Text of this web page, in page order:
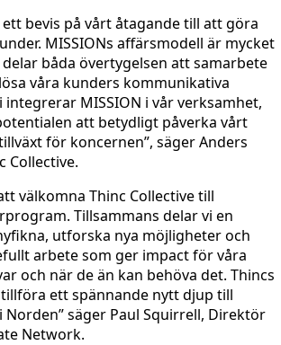
bevis på vårt åtagande till att göra
MISSIONs affärsmodell är mycket
båda övertygelsen att samarbete
våra kunders kommunikativa
integrerar MISSION i vår verksamhet,
att betydligt påverka vårt
för koncernen”, säger Anders
Collective.
välkomna Thinc Collective till
Tillsammans delar vi en
utforska nya möjligheter och
arbete som ger impact för våra
och när de än kan behöva det. Thincs
ett spännande nytt djup till
säger Paul Squirrell, Direktör
Network.